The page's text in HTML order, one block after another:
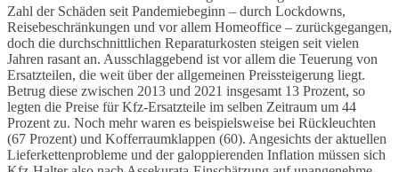
Zahl der Schäden seit Pandemiebeginn – durch Lockdowns,
Reisebeschränkungen und vor allem Homeoffice – zurückgegangen,
doch die durchschnittlichen Reparaturkosten steigen seit vielen
Jahren rasant an. Ausschlaggebend ist vor allem die Teuerung von
Ersatzteilen, die weit über der allgemeinen Preissteigerung liegt.
Betrug diese zwischen 2013 und 2021 insgesamt 13 Prozent, so
legten die Preise für Kfz-Ersatzteile im selben Zeitraum um 44
Prozent zu. Noch mehr waren es beispielsweise bei Rückleuchten
(67 Prozent) und Kofferraumklappen (60). Angesichts der aktuellen
Lieferkettenprobleme und der galoppierenden Inflation müssen sich